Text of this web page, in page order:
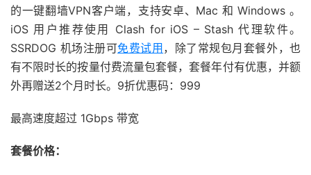
的一键翻墙VPN客户端，支持安卓、Mac 和 Windows 。
iOS 用户推荐使用 Clash for iOS – Stash 代理软件。
SSRDOG 机场注册可免费试用，除了常规包月套餐外，也
有不限时长的按量付费流量包套餐，套餐年付有优惠，并额
外再赠送2个月时长。9折优惠码：999
最高速度超过 1Gbps 带宽
套餐价格：